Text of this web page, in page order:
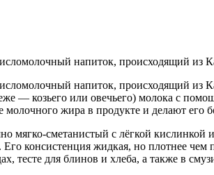
напиток, происходящий из
напиток, происходящий из
— козьего или овечьего) молока с
молочного жира в продукте и делают
мягко-сметанистый с лёгкой
консистенция жидкая, но плотнее
тесте для блинов и хлеба, а также в